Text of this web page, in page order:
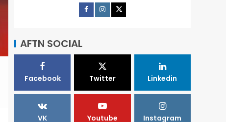
AFTN SOCIAL
Facebook Twitter Linkedin
VK Youtube Instagram